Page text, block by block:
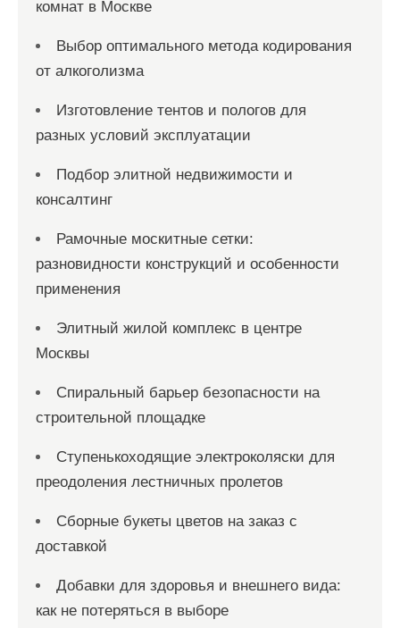
комнат в Москве
Выбор оптимального метода кодирования
от алкоголизма
Изготовление тентов и пологов для
разных условий эксплуатации
Подбор элитной недвижимости и
консалтинг
Рамочные москитные сетки:
разновидности конструкций и особенности
применения
Элитный жилой комплекс в центре
Москвы
Спиральный барьер безопасности на
строительной площадке
Ступенькоходящие электроколяски для
преодоления лестничных пролетов
Сборные букеты цветов на заказ с
доставкой
Добавки для здоровья и внешнего вида:
как не потеряться в выборе